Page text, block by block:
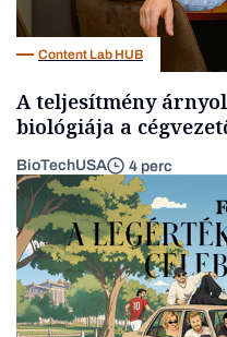
Content Lab HUB
A teljesítmény
biológiája a
BioTechUSA 4 perc